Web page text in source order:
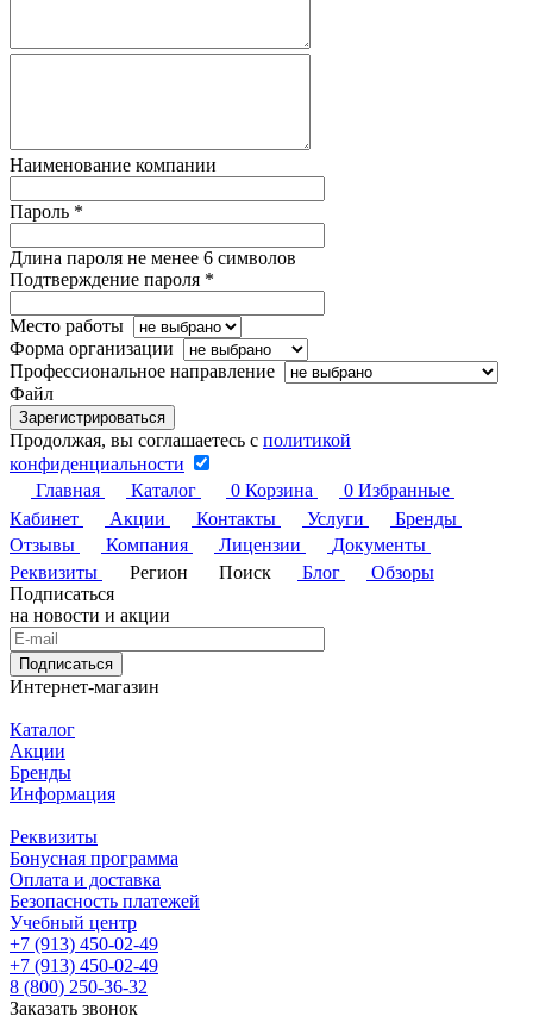
Наименование компании
Пароль *
Длина пароля не менее 6 символов
Подтверждение пароля *
Место работы
Форма организации
Профессиональное направление
Файл
Зарегистрироваться
Продолжая, вы соглашаетесь с политикой
конфиденциальности
Главная
Каталог 0 Корзина 0 Избранные
Кабинет
Акции Контакты Услуги
Бренды
Отзывы
Компания Лицензии
Документы
Реквизиты
Регион Поиск Блог
Обзоры
Подписаться
на новости и акции
Подписаться
Интернет-магазин
Каталог
Акции
Бренды
Информация
Реквизиты
Бонусная программа
Оплата и доставка
Безопасность платежей
Учебный центр
+7 (913) 450-02-49
+7 (913) 450-02-49
8 (800) 250-36-32
Заказать звонок